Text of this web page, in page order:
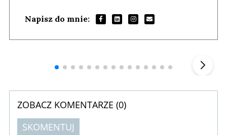
Napisz do mnie:
Andrzej i Marta Sterniccy Marta i
ZOBACZ KOMENTARZE (0)
SKOMENTUJ